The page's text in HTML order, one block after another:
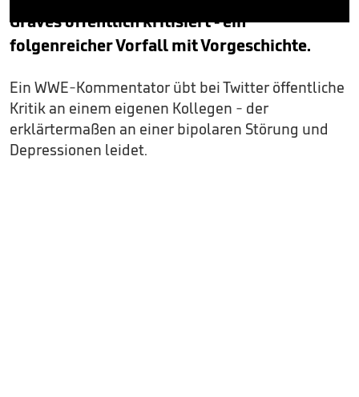
0
seconds
of
minute,
5
seconds
Graves öffentlich kritisiert - ein
folgenreicher Vorfall mit Vorgeschichte.
Ein WWE-Kommentator übt bei Twitter öffentliche
Kritik an einem eigenen Kollegen - der
erklärtermaßen an einer bipolaren Störung und
Depressionen leidet.